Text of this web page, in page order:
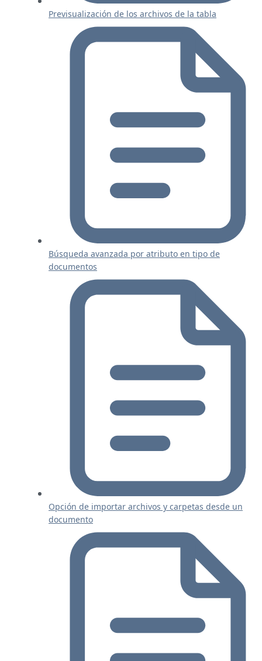
Previsualización de los archivos de la tabla
Búsqueda avanzada por atributo en tipo de
documentos
Opción de importar archivos y carpetas desde un
documento